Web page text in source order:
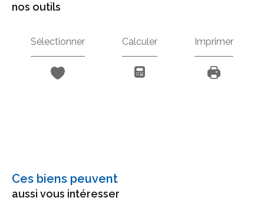
nos outils
Sélectionner Calculer Imprimer
Ces biens peuvent
aussi vous intéresser